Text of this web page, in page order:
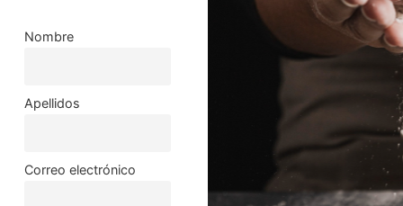
Nombre
Apellidos
Correo electrónico